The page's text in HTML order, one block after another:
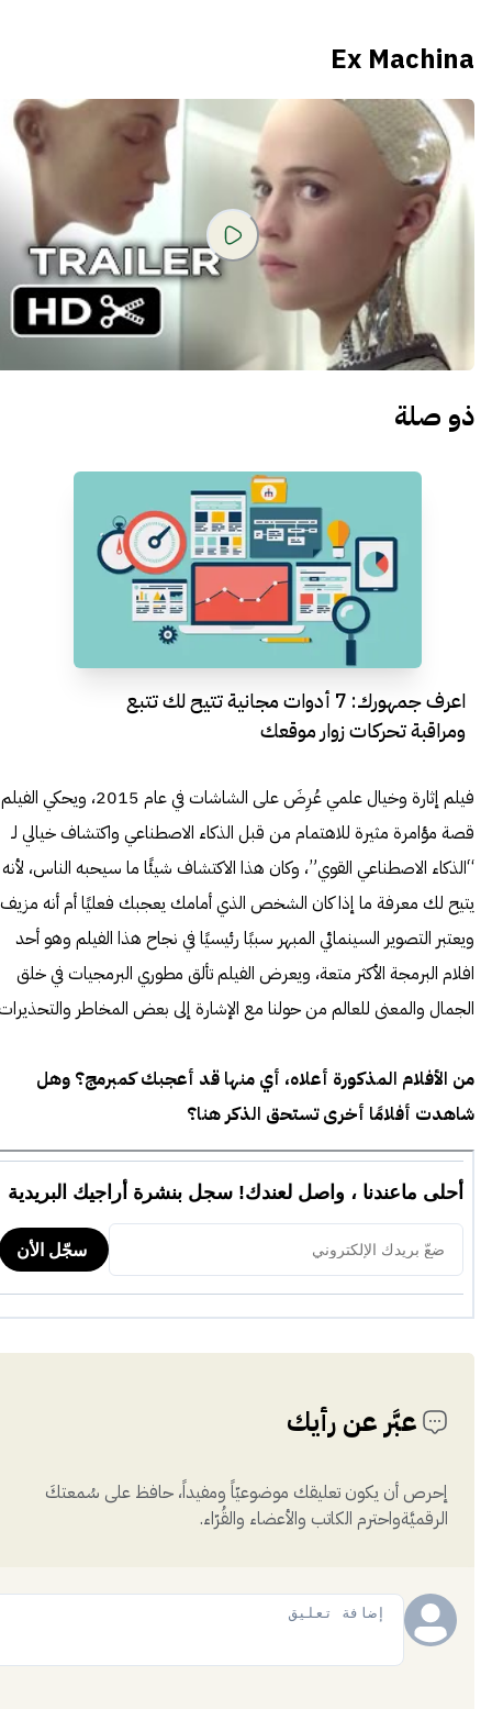
Ex Machina
ذو صلة
اعرف جمهورك: 7 أدوات مجانية تتيح لك تتبع
ومراقبة تحركات زوار موقعك
فيلم إثارة وخيال علمي عُرِضَ على الشاشات في عام 2015، ويحكي الفيلم
قصة مؤامرة مثيرة للاهتمام من قبل الذكاء الاصطناعي واكتشاف خيالي لـ
“الذكاء الاصطناعي القوي”، وكان هذا الاكتشاف شيئًا ما سيحبه الناس، لأنه
يتيح لك معرفة ما إذا كان الشخص الذي أمامك يعجبك فعليًا أم أنه
ويعتبر التصوير السينمائي المبهر سببًا رئيسيًا في نجاح هذا الفيلم وهو أحد
افلام البرمجة الأكثر متعة، ويعرض الفيلم تألق مطوري البرمجيات في خلق
الجمال والمعنى للعالم من حولنا مع الإشارة إلى بعض المخاطر
من الأفلام المذكورة أعلاه، أي منها قد أعجبك كمبرمج؟ وهل
شاهدت أفلامًا أخرى تستحق الذكر هنا؟
عبَّر عن رأيك
إحرص أن يكون تعليقك موضوعيّاً ومفيداً، حافظ على سُمعتكَ
الرقميَّةواحترم الكاتب والأعضاء والقُرّاء.